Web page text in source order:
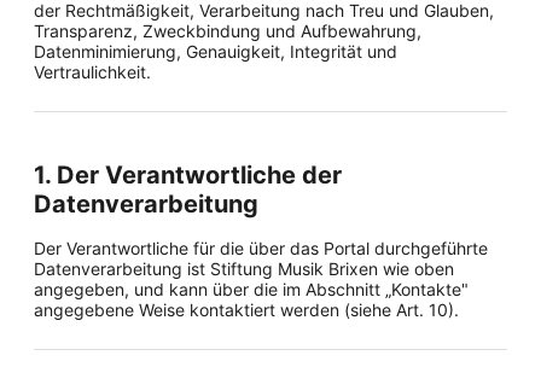
der Rechtmäßigkeit, Verarbeitung nach Treu und Glauben,
Transparenz, Zweckbindung und Aufbewahrung,
Datenminimierung, Genauigkeit, Integrität und
Vertraulichkeit.
1. Der Verantwortliche der
Datenverarbeitung
Der Verantwortliche für die über das Portal durchgeführte
Datenverarbeitung ist Stiftung Musik Brixen wie oben
angegeben, und kann über die im Abschnitt „Kontakte"
angegebene Weise kontaktiert werden (siehe Art. 10).